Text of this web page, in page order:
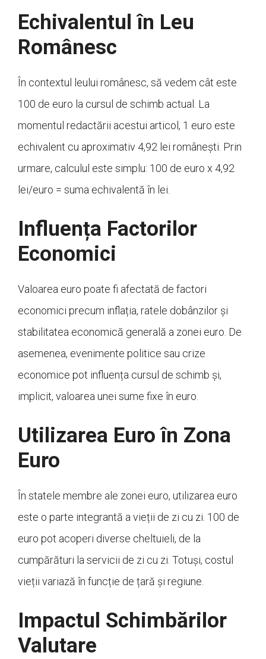
Echivalentul în Leu
Românesc
În contextul leului românesc, să vedem cât este
100 de euro la cursul de schimb actual. La
momentul redactării acestui articol, 1 euro este
echivalent cu aproximativ 4,92 lei românești. Prin
urmare, calculul este simplu: 100 de euro x 4,92
lei/euro = suma echivalentă în lei.
Influența Factorilor
Economici
Valoarea euro poate fi afectată de factori
economici precum inflația, ratele dobânzilor și
stabilitatea economică generală a zonei euro. De
asemenea, evenimente politice sau crize
economice pot influența cursul de schimb și,
implicit, valoarea unei sume fixe în euro.
Utilizarea Euro în Zona
Euro
În statele membre ale zonei euro, utilizarea euro
este o parte integrantă a vieții de zi cu zi. 100 de
euro pot acoperi diverse cheltuieli, de la
cumpărături la servicii de zi cu zi. Totuși, costul
vieții variază în funcție de țară și regiune.
Impactul Schimbărilor
Valutare